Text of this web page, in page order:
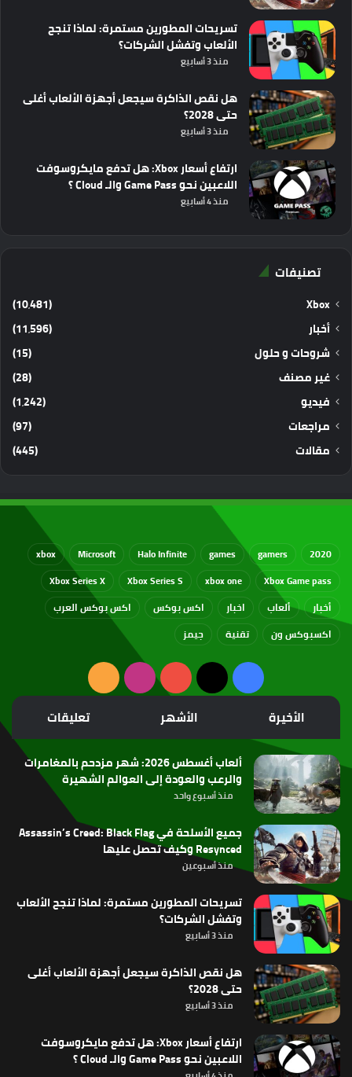
تسريحات المطورين مستمرة: لماذا تنجح
الألعاب وتفشل الشركات؟
منذ 3 أسابيع
هل نقص الذاكرة سيجعل أجهزة الألعاب أغلى
حتى 2028؟
منذ 3 أسابيع
ارتفاع أسعار Xbox: هل تدفع مايكروسوفت
اللاعبين نحو Game Pass والـ Cloud ؟
منذ 4 أسابيع
تصنيفات
Xbox
(10٬481)
أخبار
(11٬596)
شروحات و حلول
(15)
غير مصنف
(28)
فيديو
(1٬242)
مراجعات
(97)
مقالات
(445)
2020
gamers
games
Halo Infinite
Microsoft
xbox
Xbox Game pass
xbox one
Xbox Series S
Xbox Series X
أخبار
ألعاب اخبار اكس بوكس
اكس بوكس العرب
اكسبوكس ون
تقنية جيمز
فيسبوك
‫X
‫YouTubeانستقرامملخص
الموقع
RSS
الأخيرة الأشهر تعليقات
ألعاب أغسطس 2026: شهر مزدحم بالمغامرات
والرعب والعودة إلى العوالم الشهيرة
منذ أسبوع واحد
جميع الأسلحة في Assassin’s Creed: Black Flag
Resynced وكيف تحصل عليها
منذ أسبوعين
تسريحات المطورين مستمرة: لماذا تنجح الألعاب
وتفشل الشركات؟
منذ 3 أسابيع
هل نقص الذاكرة سيجعل أجهزة الألعاب أغلى
حتى 2028؟
منذ 3 أسابيع
ارتفاع أسعار Xbox: هل تدفع مايكروسوفت
اللاعبين نحو Game Pass والـ Cloud ؟